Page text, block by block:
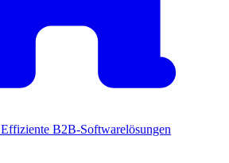
Effiziente B2B-Softwarelösungen